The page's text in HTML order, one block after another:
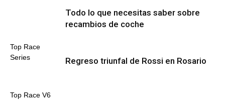
Top Race
Series
Todo lo que necesitas saber sobre
recambios de coche
Top Race V6
Regreso triunfal de Rossi en Rosario